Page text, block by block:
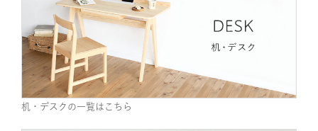
机・デスクの一覧はこちら